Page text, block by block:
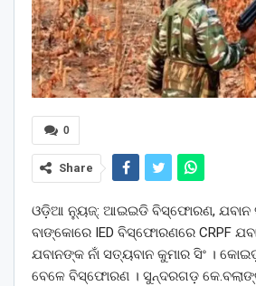
0
Share
ଓଡ଼ିଆ ନ୍ୟୁଜ୍: ଆଇଇଡି ବିସ୍ଫୋରଣ, ଯବାନ
ବାଙ୍କୋରେ IED ବିସ୍ଫୋରଣରେ CRPF
ଯବାନଙ୍କ ନାଁ ସତ୍ୟବାନ କୁମାର ସିଂ ।
ବେଳେ ବିସ୍ଫୋରଣ । ସୁନ୍ଦରଗଡ଼